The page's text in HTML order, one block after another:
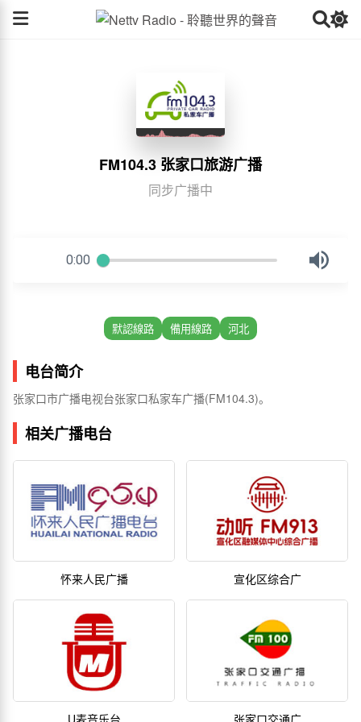
FM104.3 张家口旅游广播
同步广播中
默認線路 備用線路 河北
电台简介
张家口市广播电视台张家口私家车广播(FM104.3)。
相关广播电台
怀来人民广播 宣化区综合广
U麦音乐台 张家口交通广